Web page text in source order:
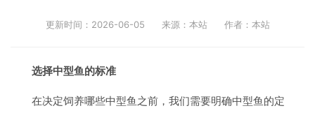
更新时间：2026-06-05 来源：本站 作者：本站
选择中型鱼的标准
在决定饲养哪些中型鱼之前，我们需要明确中型鱼的定